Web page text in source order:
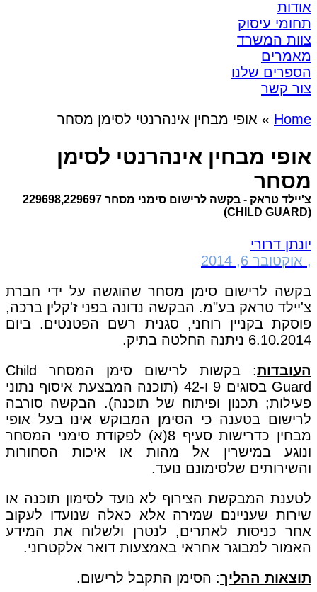
אודות
תחומי עיסוק
צוות המשרד
מאמרים
הספרים שלנו
צור קשר
Home
» אופי מבחין אינהרנטי לסימן מסחר
אופי מבחין אינהרנטי לסימן
מסחר
צ'יילד טראק - בקשה לרישום סימני מסחר 229698,229697
(CHILD GUARD)
יונתן דרורי
, אוקטובר 6, 2014
בקשה לרישום סימן מסחר שהוגשה על ידי חברת
צ'יילד טראק בע"מ. הבקשה נדונה בפני ז'קלין ברכה,
פוסקת בקניין רוחני, סגנית רשם הפטנטים. ביום
6.10.2014 ניתנה החלטה בתיק.
העובדות
: בקשות לרישום סימן המסחר Child
Guard בסוגים 9 ו-42 (תוכנה המבצעת איסוף נתוני
פעילות; תכנון ופיתוח של תוכנה). הבקשה סורבה
לרישום בטענה כי הסימן המבוקש אינו בעל אופי
מבחין כדרישות סעיף 8(א) לפקודת סימני המסחר
ונוגע במישרין אל מהות או איכות הסחורות
והשירותים שלסימונם נועד.
לטענת המבקשת הצירוף לא נועד לסימון תוכנה או
שירות שעניינם שמירה אלא כאלה שנועדו לעקוב
אחר כניסות לאתרים, לנטרן ולשלוח את המידע
האמור למבוגר אחראי באמצעות דואר אלקטרוני.
תוצאות ההליך: הסימן התקבל לרישום.